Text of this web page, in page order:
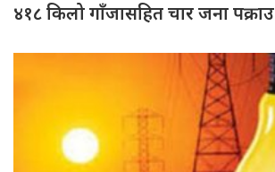
४१८ किलो गाँजासहित चार जना पक्राउ